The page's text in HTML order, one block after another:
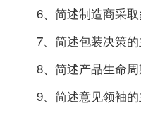
6、简述制造商采取
7、简述包装决策的
8、简述产品生命周
9、简述意见领袖的